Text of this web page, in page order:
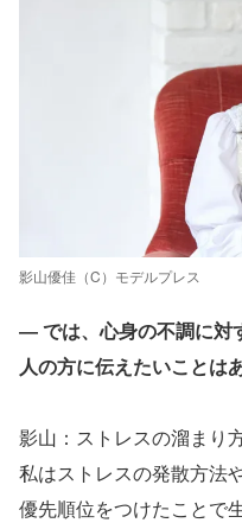
影山優佳（C）モデルプレス
― では、心身の不調に対
人の方に伝えたいことは
影山：ストレスの溜まり
私はストレスの発散方法
優先順位をつけたことで